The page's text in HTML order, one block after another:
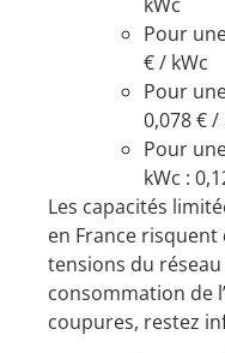
kWc
Pour
€ / kWc
Pour
0,078 € /
Pour
kWc :
Les capacités
en France
tensions du
consommation de
coupures, restez